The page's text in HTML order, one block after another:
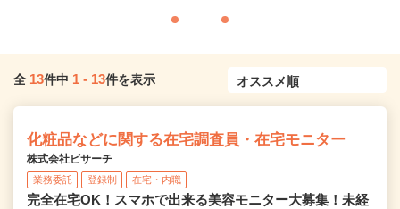
全 13件中 1 - 13件を表示
化粧品などに関する在宅調査員・在宅モニター
株式会社ビサーチ
業務委託 登録制 在宅・内職
完全在宅OK！スマホで出来る美容モニター大募集！未経